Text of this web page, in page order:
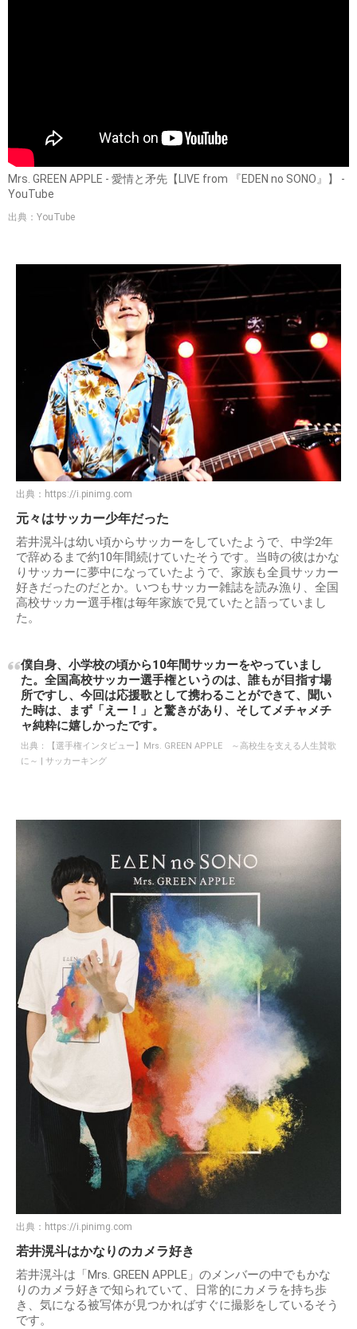
Mrs. GREEN APPLE - 愛情と矛先【LIVE from 『EDEN no SONO』】 -
YouTube
出典：YouTube
出典： https://i.pinimg.com
元々はサッカー少年だった
若井滉斗は幼い頃からサッカーをしていたようで、中学2年
で辞めるまで約10年間続けていたそうです。当時の彼はかな
りサッカーに夢中になっていたようで、家族も全員サッカー
好きだったのだとか。いつもサッカー雑誌を読み漁り、全国
高校サッカー選手権は毎年家族で見ていたと語っていまし
た。
僕自身、小学校の頃から10年間サッカーをやっていまし
た。全国高校サッカー選手権というのは、誰もが目指す場
所ですし、今回は応援歌として携わることができて、聞い
た時は、まず「えー！」と驚きがあり、そしてメチャメチ
ャ純粋に嬉しかったです。
出典：
【選手権インタビュー】Mrs. GREEN APPLE ～高校生を支える人生賛歌
に～ | サッカーキング
出典： https://i.pinimg.com
若井滉斗はかなりのカメラ好き
若井滉斗は「Mrs. GREEN APPLE」のメンバーの中でもかな
りのカメラ好きで知られていて、日常的にカメラを持ち歩
き、気になる被写体が見つかればすぐに撮影をしているそう
です。